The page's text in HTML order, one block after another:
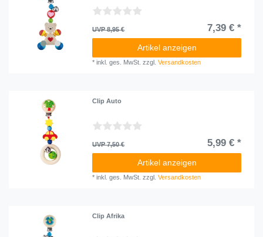
UVP 8,95 € 7,39 € *
Artikel anzeigen
*inkl. ges. MwSt. zzgl.Versandkosten
Clip Auto
UVP 7,50 € 5,99 € *
Artikel anzeigen
*inkl. ges. MwSt. zzgl.Versandkosten
Clip Afrika